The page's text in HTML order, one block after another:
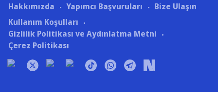
Hakkımızda Yapımcı Başvuruları
Bize Ulaşın
Kullanım Koşulları
Gizlilik Politikası ve Aydınlatma Metni
Çerez Politikası